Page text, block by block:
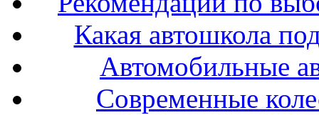
Какая автошкола
Автомобильные
Современные